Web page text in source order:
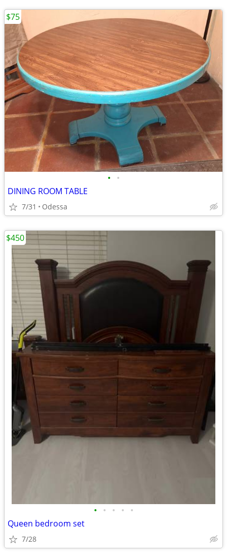
• •
DINING ROOM TABLE
7/31 Odessa
$75
• • • • •
Queen bedroom set
7/28
$450